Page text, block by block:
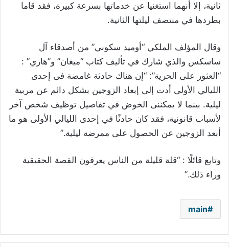
ثانية، إلا أنهما استغنيا عن خدماتها بسرعة كبيرة، فقد قاما
بطردها في منتصف ليلتها الثانية.
وقال المؤلف الملكي “أوميد سكوبي” من أصدقاء آل
ساسكس والذي شارك في تأليف كتاب “ميغان” و”هاري” :
“العثور على الحرية”: “إن هناك حادثة غامضة فى إحدى
الليالي الأولى أدت إلى إبعاد الزوجين بشكل دائم عن مربية
ليلية. بينما لا يمكننى الخوض في تفاصيل توظيف شخص آخر
لأسباب قانونية، فقد كان حادثًا في إحدى الليالي الأولى هو ما
أبعد الزوجين عن الحصول على ممرضة ليلية.”
وتابع قائلًا : “قلة قليلة من الناس يعرفون القصة الحقيقية
وراء ذلك.”
main